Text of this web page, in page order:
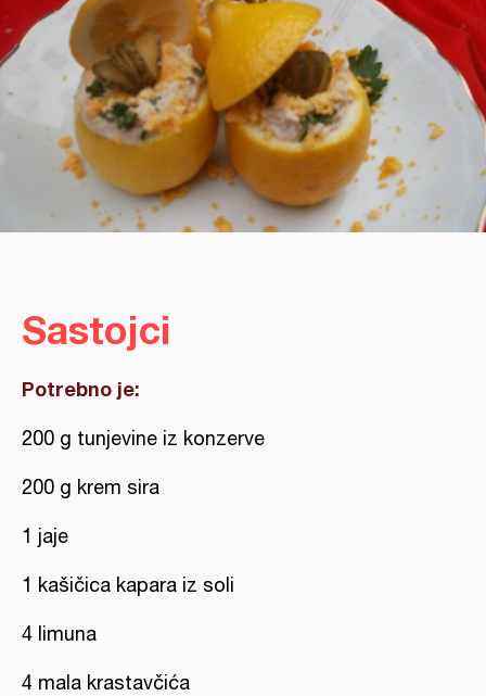
Sastojci
Potrebno je:
200 g tunjevine iz konzerve
200 g krem sira
1 jaje
1 kašičica kapara iz soli
4 limuna
4 mala krastavčića